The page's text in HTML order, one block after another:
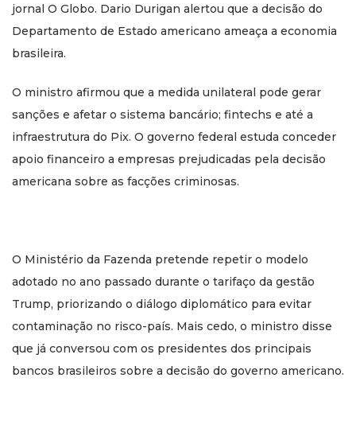
jornal O Globo. Dario Durigan alertou que a decisão do
Departamento de Estado americano ameaça a economia
brasileira.
O ministro afirmou que a medida unilateral pode gerar
sanções e afetar o sistema bancário; fintechs e até a
infraestrutura do Pix. O governo federal estuda conceder
apoio financeiro a empresas prejudicadas pela decisão
americana sobre as facções criminosas.
O Ministério da Fazenda pretende repetir o modelo
adotado no ano passado durante o tarifaço da gestão
Trump, priorizando o diálogo diplomático para evitar
contaminação no risco-país. Mais cedo, o ministro disse
que já conversou com os presidentes dos principais
bancos brasileiros sobre a decisão do governo americano.